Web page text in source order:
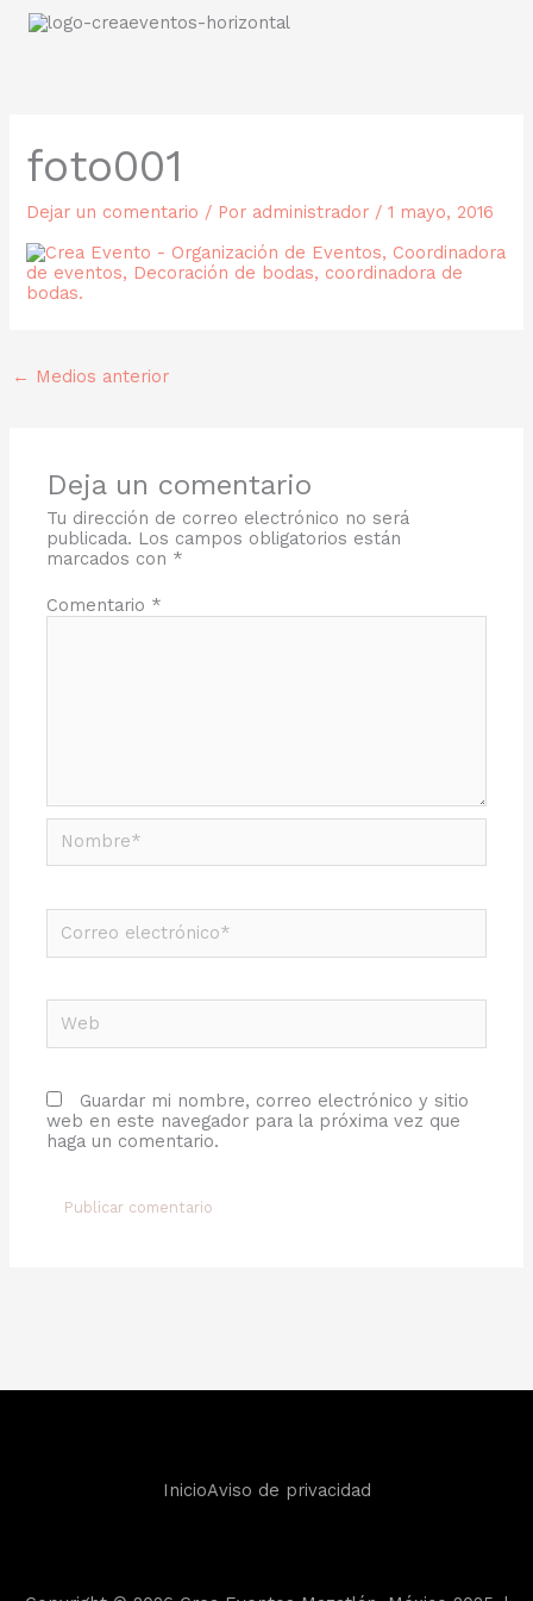
foto001
Dejar un comentario / Por administrador /1 mayo, 2016
← Medios anterior
Deja un comentario
Tu dirección de correo electrónico no será
publicada. Los campos obligatorios están
marcados con *
Comentario *
Nombre*
Correo
electrónico*
Guardar mi nombre, correo electrónico y sitio
web en este navegador para la próxima vez que
haga un comentario.
InicioAviso de privacidad